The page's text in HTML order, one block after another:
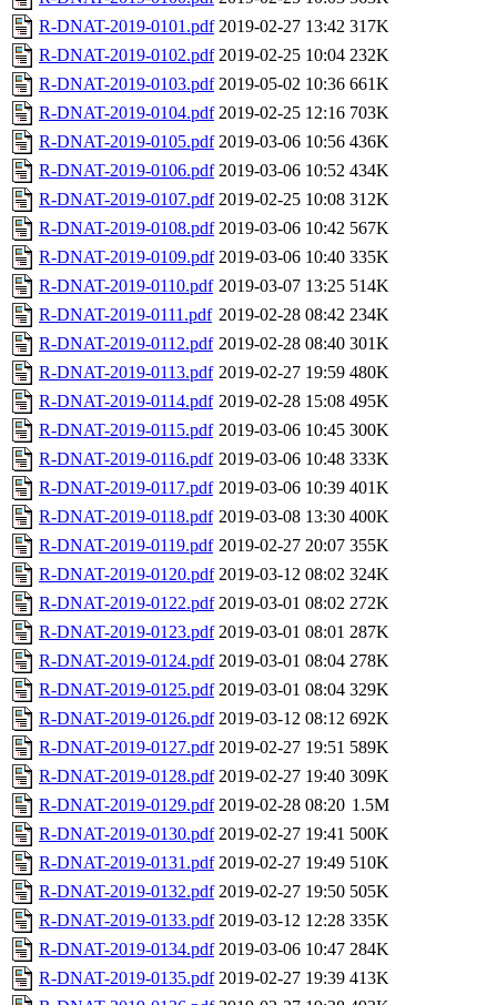
R-DNAT-2019-0101.pdf 2019-02-27 13:42 317K
R-DNAT-2019-0102.pdf 2019-02-25 10:04 232K
R-DNAT-2019-0103.pdf 2019-05-02 10:36 661K
R-DNAT-2019-0104.pdf 2019-02-25 12:16 703K
R-DNAT-2019-0105.pdf 2019-03-06 10:56 436K
R-DNAT-2019-0106.pdf 2019-03-06 10:52 434K
R-DNAT-2019-0107.pdf 2019-02-25 10:08 312K
R-DNAT-2019-0108.pdf 2019-03-06 10:42 567K
R-DNAT-2019-0109.pdf 2019-03-06 10:40 335K
R-DNAT-2019-0110.pdf 2019-03-07 13:25 514K
R-DNAT-2019-0111.pdf 2019-02-28 08:42 234K
R-DNAT-2019-0112.pdf 2019-02-28 08:40 301K
R-DNAT-2019-0113.pdf 2019-02-27 19:59 480K
R-DNAT-2019-0114.pdf 2019-02-28 15:08 495K
R-DNAT-2019-0115.pdf 2019-03-06 10:45 300K
R-DNAT-2019-0116.pdf 2019-03-06 10:48 333K
R-DNAT-2019-0117.pdf 2019-03-06 10:39 401K
R-DNAT-2019-0118.pdf 2019-03-08 13:30 400K
R-DNAT-2019-0119.pdf 2019-02-27 20:07 355K
R-DNAT-2019-0120.pdf 2019-03-12 08:02 324K
R-DNAT-2019-0122.pdf 2019-03-01 08:02 272K
R-DNAT-2019-0123.pdf 2019-03-01 08:01 287K
R-DNAT-2019-0124.pdf 2019-03-01 08:04 278K
R-DNAT-2019-0125.pdf 2019-03-01 08:04 329K
R-DNAT-2019-0126.pdf 2019-03-12 08:12 692K
R-DNAT-2019-0127.pdf 2019-02-27 19:51 589K
R-DNAT-2019-0128.pdf 2019-02-27 19:40 309K
R-DNAT-2019-0129.pdf 2019-02-28 08:20 1.5M
R-DNAT-2019-0130.pdf 2019-02-27 19:41 500K
R-DNAT-2019-0131.pdf 2019-02-27 19:49 510K
R-DNAT-2019-0132.pdf 2019-02-27 19:50 505K
R-DNAT-2019-0133.pdf 2019-03-12 12:28 335K
R-DNAT-2019-0134.pdf 2019-03-06 10:47 284K
R-DNAT-2019-0135.pdf 2019-02-27 19:39 413K